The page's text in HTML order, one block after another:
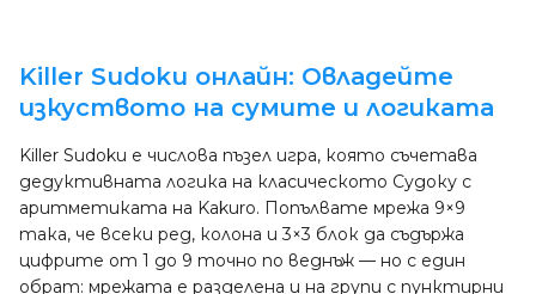
Killer Sudoku онлайн: Овладейте
изкуството на сумите и логиката
Killer Sudoku е числова пъзел игра, която съчетава
дедуктивната логика на класическото Судоку с
аритметиката на Kakuro. Попълвате мрежа 9×9
така, че всеки ред, колона и 3×3 блок да съдържа
цифрите от 1 до 9 точно по веднъж — но с един
обрат: мрежата е разделена и на групи с пунктирни